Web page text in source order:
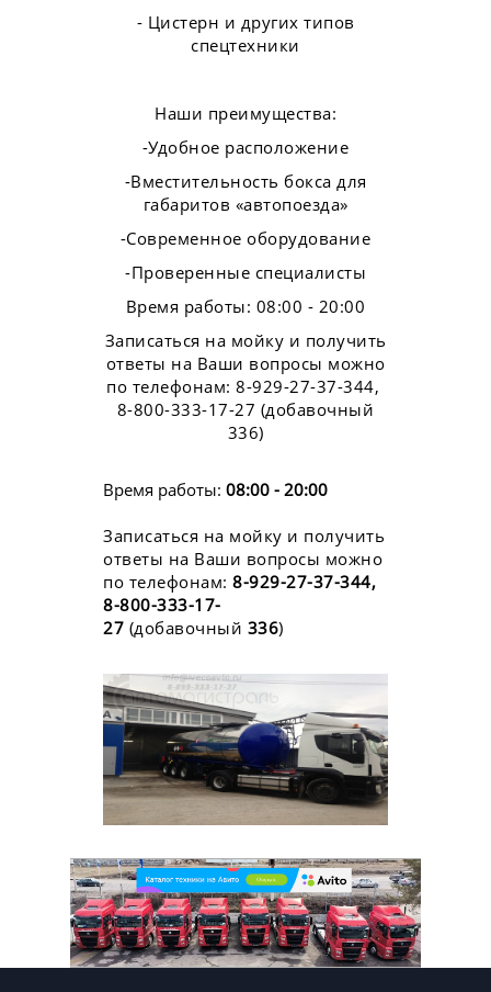
- Цистерн и других типов
спецтехники
Наши преимущества:
-Удобное расположение
-Вместительность бокса для
габаритов «автопоезда»
-Современное оборудование
-Проверенные специалисты
Время работы: 08:00 - 20:00
Записаться на мойку и получить
ответы на Ваши вопросы можно
по телефонам: 8-929-27-37-344,
8-800-333-17-27 (добавочный
336)
Время работы: 08:00 - 20:00
Записаться на мойку и получить
ответы на Ваши вопросы можно
по телефонам: 8-929-27-37-344,
8-800-333-17-
27 (добавочный 336)